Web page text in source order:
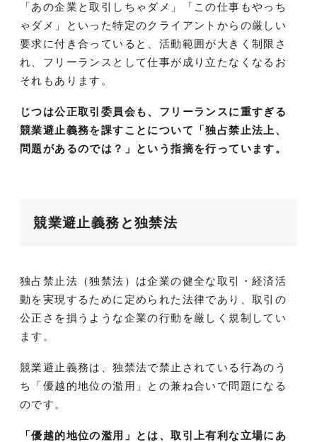
「あの企業と取引しちゃダメ」「この仕事もやっち
ゃダメ」といった特定のクライアントからの厳しい
要求に付き合っていると、活動範囲が大きく制限さ
れ、フリーランスとして仕事が成り立たなくなるお
それもあります。
じつは公正取引委員会も、フリーランスに重すぎる
競業避止義務を課すことについて「独占禁止法上、
問題があるのでは？」という指摘を行っています。
競業避止義務と独禁法
独占禁止法（独禁法）は企業の健全な取引・経済活
動を実現するために定められた法律であり、取引の
公正さを損うような企業の行動を厳しく規制してい
ます。
競業避止義務は、独禁法で禁止されている行為のう
ち「優越的地位の濫用」との兼ね合いで問題になる
のです。
「優越的地位の濫用」とは、取引上有利な立場にあ